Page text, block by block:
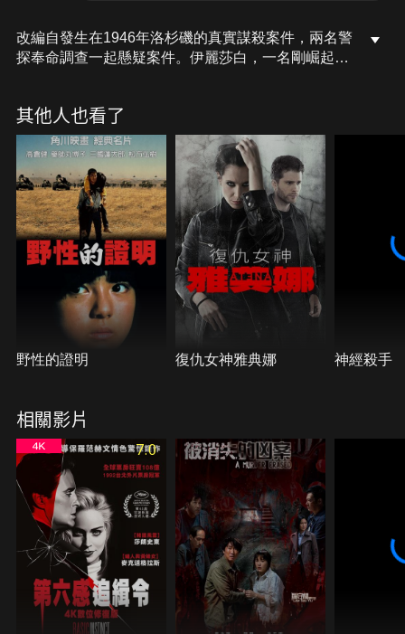
改編自發生在1946年洛杉磯的真實謀殺案件，兩名警
探奉命調查一起懸疑案件。伊麗莎白，一名剛崛起的
內部隱藏的陰謀，連自己的女友也似乎和死者有所關
連…到底是誰隱瞞了真相？誰在說謊？
其他人也看了
野性的證明 復仇女神雅典娜 神經殺手
相關影片
7.0